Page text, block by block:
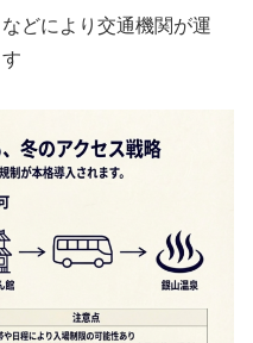
どにより交通機関が運